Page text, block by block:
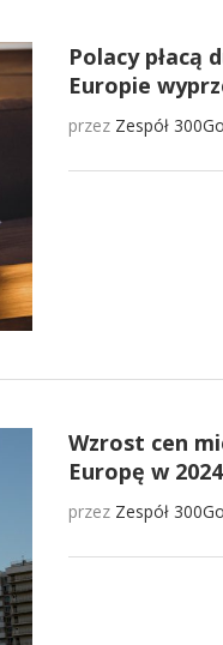
Polacy płacą
Europie
przez Zespół
Wzrost cen
Europę w
przez Zespół